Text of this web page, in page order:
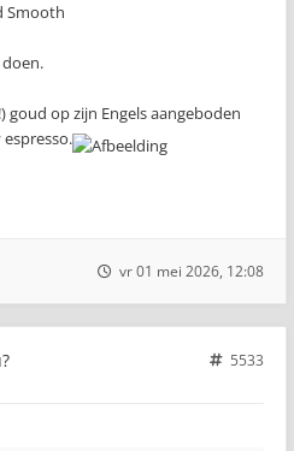
Smooth
goud op zijn Engels aangeboden
vr 01 mei 2026, 12:08
5533